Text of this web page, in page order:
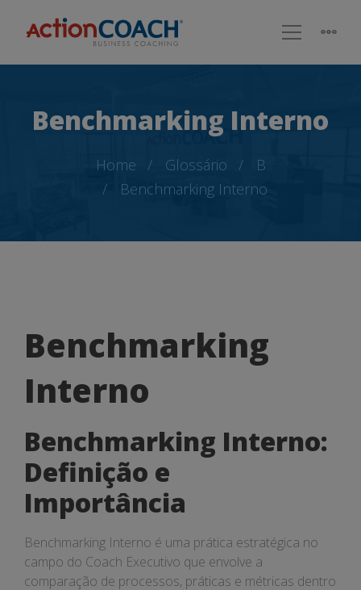
Benchmarking Interno
Home Glossário
B
Benchmarking Interno
Benchmarking
Interno
Benchmarking
Interno
Benchmarking Interno:
Definição e
Importância
Benchmarking Interno é uma prática estratégica no
campo do Coach Executivo que envolve a
comparação de processos, práticas e métricas dentro